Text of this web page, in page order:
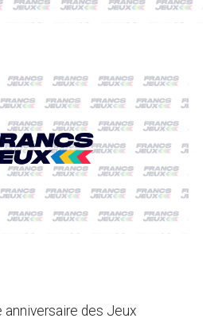
anniversaire des Jeux